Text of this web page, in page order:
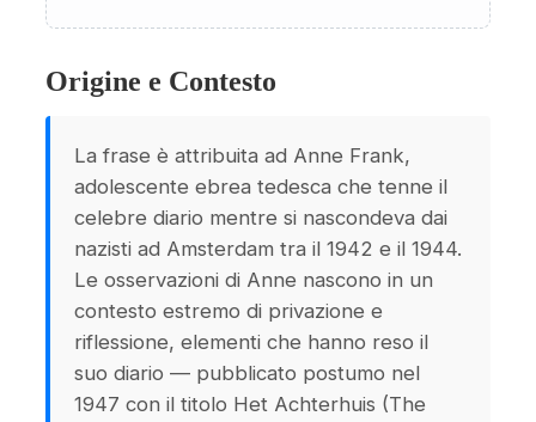
Origine e Contesto
La frase è attribuita ad Anne Frank,
adolescente ebrea tedesca che tenne il
celebre diario mentre si nascondeva dai
nazisti ad Amsterdam tra il 1942 e il 1944.
Le osservazioni di Anne nascono in un
contesto estremo di privazione e
riflessione, elementi che hanno reso il
suo diario — pubblicato postumo nel
1947 con il titolo Het Achterhuis (The